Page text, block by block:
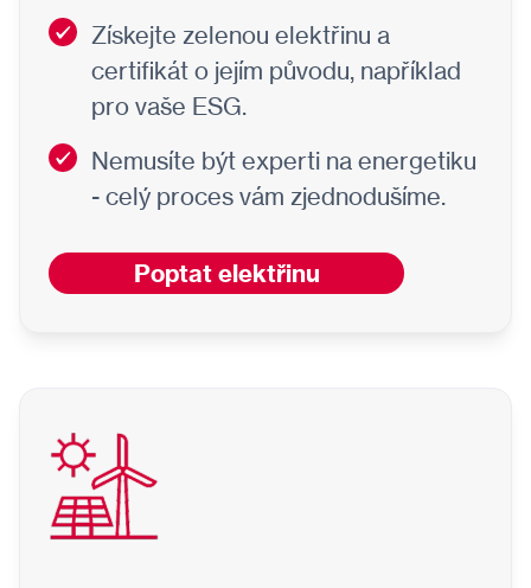
Získejte zelenou elektřinu a
certifikát o jejím původu, například
pro vaše ESG.
Nemusíte být experti na energetiku
- celý proces vám zjednodušíme.
Poptat elektřinu